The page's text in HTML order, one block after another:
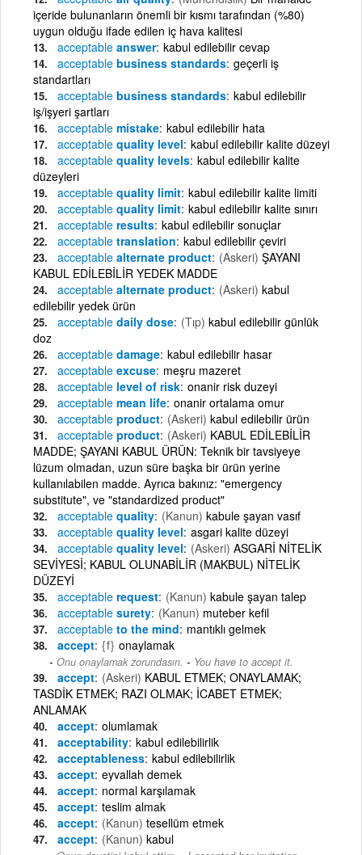
içeride bulunanların önemli bir kısmı tarafından (%80)
uygun olduğu ifade edilen iç hava kalitesi
acceptable answer kabul edilebilir cevap
acceptable business standards geçerli iş
standartları
acceptable business standards kabul edilebilir
iş/işyeri şartları
acceptable mistake kabul edilebilir hata
acceptable quality level kabul edilebilir kalite düzeyi
acceptable quality levels kabul edilebilir kalite
düzeyleri
acceptable quality limit kabul edilebilir kalite limiti
acceptable quality limit kabul edilebilir kalite sınırı
acceptable results kabul edilebilir sonuçlar
acceptable translation kabul edilebilir çeviri
acceptable alternate product (Askeri) ŞAYANI
KABUL EDİLEBİLİR YEDEK MADDE
acceptable alternate product (Askeri) kabul
edilebilir yedek ürün
acceptable daily dose (Tıp) kabul edilebilir günlük
doz
acceptable damage kabul edilebilir hasar
acceptable excuse meşru mazeret
acceptable level of risk onanir risk duzeyi
acceptable mean life onanir ortalama omur
acceptable product (Askeri) kabul edilebilir ürün
acceptable product (Askeri) KABUL EDİLEBİLİR
MADDE; ŞAYANI KABUL ÜRÜN: Teknik bir tavsiyeye
lüzum olmadan, uzun süre başka bir ürün yerine
kullanılabilen madde. Ayrıca bakınız: "emergency
substitute", ve "standardized product"
acceptable quality (Kanun) kabule şayan vasıf
acceptable quality level asgari kalite düzeyi
acceptable quality level (Askeri) ASGARİ NİTELİK
SEVİYESİ; KABUL OLUNABİLİR (MAKBUL) NİTELİK
DÜZEYİ
acceptable request (Kanun) kabule şayan talep
acceptable surety (Kanun) muteber kefil
acceptable to the mind mantıklı gelmek
accept {f} onaylamak
Onu onaylamak zorundasın. - You have to accept it.
accept (Askeri) KABUL ETMEK; ONAYLAMAK;
TASDİK ETMEK; RAZI OLMAK; İCABET ETMEK;
ANLAMAK
accept olumlamak
acceptability kabul edilebilirlik
acceptableness kabul edilebilirlik
accept eyvallah demek
accept normal karşılamak
accept teslim almak
accept (Kanun) tesellüm etmek
accept (Kanun) kabul